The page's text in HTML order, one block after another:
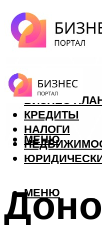
ФОРЕКС
БИЗНЕС
КРЕДИТЫ
НАЛОГИ
МЕНЮ
МЕНЮ